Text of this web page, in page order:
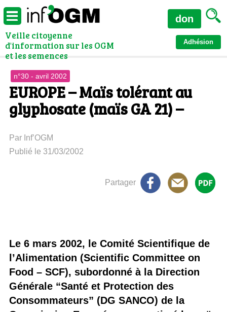
Veille citoyenne
d'information sur les OGM
et les semences
Adhésion
don
n°30 - avril 2002
EUROPE – Maïs tolérant au
glyphosate (maïs GA 21) –
Par Inf’OGM
Publié le 31/03/2002
Partager
Le 6 mars 2002, le Comité Scientifique de
l’Alimentation (Scientific Committee on
Food – SCF), subordonné à la Direction
Générale “Santé et Protection des
Consommateurs” (DG SANCO) de la